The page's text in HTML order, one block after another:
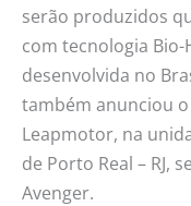
serão produzidos
com tecnologia
desenvolvida no
também anunciou
Leapmotor, ​na
de Porto Real – RJ,
Avenger.